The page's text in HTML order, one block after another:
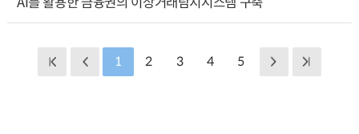
1 2 3 4 5